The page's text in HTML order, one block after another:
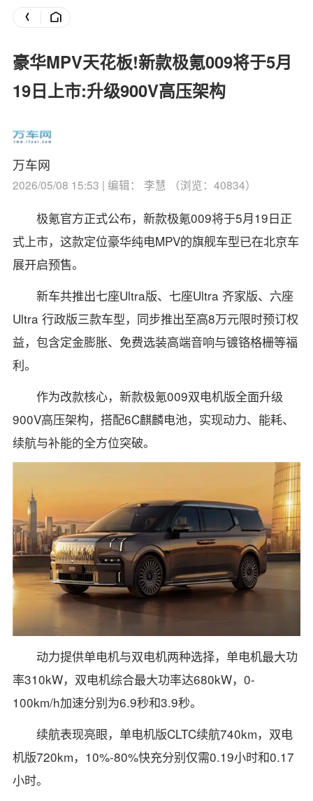
豪华MPV天花板!新款极氪009将于5月
19日上市:升级900V高压架构
万车网
2026/05/08 15:53 | 编辑： 李慧 （浏览：40834）
极氪官方正式公布，新款极氪009将于5月19日正
式上市，这款定位豪华纯电MPV的旗舰车型已在北京车
展开启预售。
新车共推出七座Ultra版、七座Ultra 齐家版、六座
Ultra 行政版三款车型，同步推出至高8万元限时预订权
益，包含定金膨胀、免费选装高端音响与镀铬格栅等福
利。
作为改款核心，新款极氪009双电机版全面升级
900V高压架构，搭配6C麒麟电池，实现动力、能耗、
续航与补能的全方位突破。
动力提供单电机与双电机两种选择，单电机最大功
率310kW，双电机综合最大功率达680kW，0-
100km/h加速分别为6.9秒和3.9秒。
续航表现亮眼，单电机版CLTC续航740km，双电
机版720km，10%-80%快充分别仅需0.19小时和0.17
小时。